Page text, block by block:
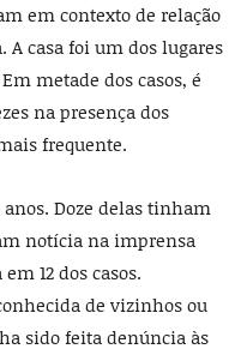
em contexto de relação
casa foi um dos lugares
metade dos casos, é
na presença dos
frequente.
Doze delas tinham
notícia na imprensa
12 dos casos.
de vizinhos ou
sido feita denúncia às